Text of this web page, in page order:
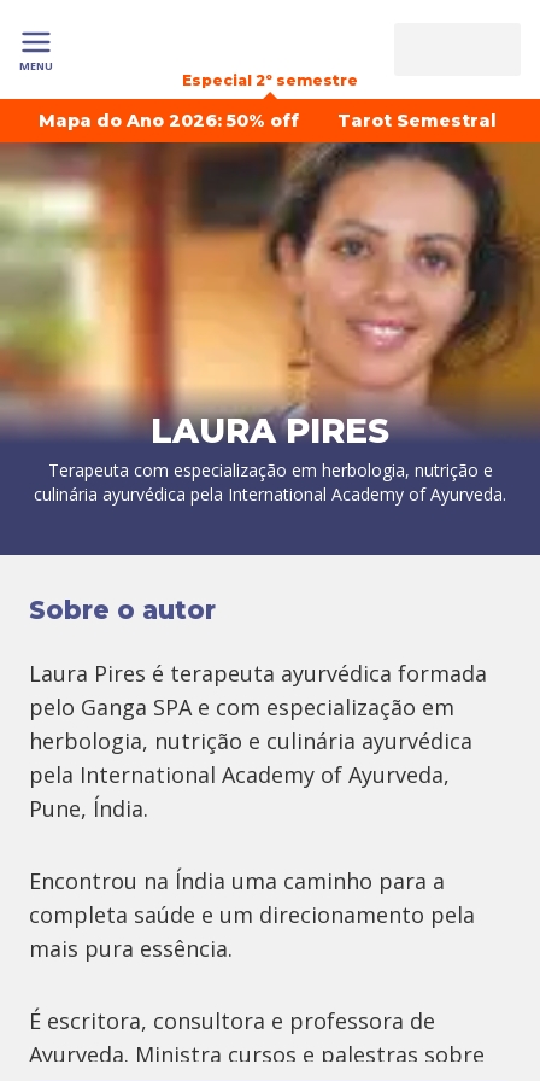
MENU
Especial 2º semestre
Mapa do Ano 2026: 50% off Tarot Semestral
LAURA PIRES
Terapeuta com especialização em herbologia, nutrição e
culinária ayurvédica pela International Academy of Ayurveda.
Sobre o autor
Laura Pires é terapeuta ayurvédica formada
pelo Ganga SPA e com especialização em
herbologia, nutrição e culinária ayurvédica
pela International Academy of Ayurveda,
Pune, Índia.
Encontrou na Índia uma caminho para a
completa saúde e um direcionamento pela
mais pura essência.
É escritora, consultora e professora de
Ayurveda. Ministra cursos e palestras sobre